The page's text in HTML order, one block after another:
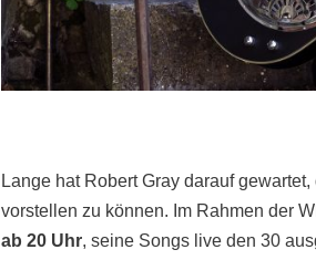
Lange hat Robert Gray darauf
vorstellen zu können. Im Rahmen der
ab 20 Uhr, seine Songs live den 30